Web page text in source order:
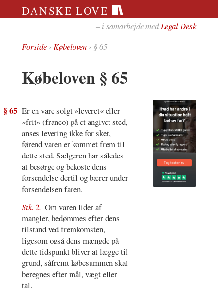
DANSKE LOVE
– i samarbejde medLegal Desk
Forside› Købeloven› § 65
Købeloven § 65
§ 65 Er en vare solgt »leveret« eller
»frit« (franco) på et angivet sted,
anses levering ikke for sket,
førend varen er kommet frem til
dette sted. Sælgeren har således
at besørge og bekoste dens
forsendelse dertil og bærer under
forsendelsen faren.
Stk. 2. Om varen lider af
mangler, bedømmes efter dens
tilstand ved fremkomsten,
ligesom også dens mængde på
dette tidspunkt bliver at lægge til
grund, såfremt købesummen skal
beregnes efter mål, vægt eller
tal.